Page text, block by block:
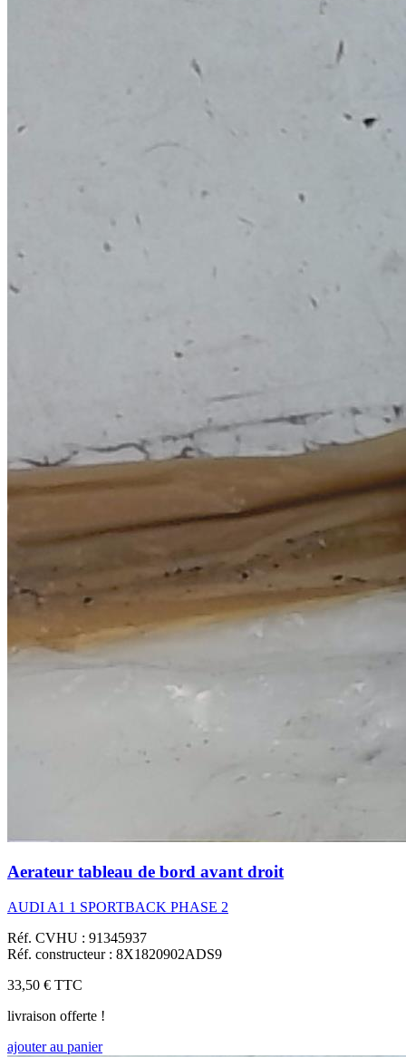
Aerateur tableau de bord avant droit
AUDI A1 1 SPORTBACK PHASE 2
Réf. CVHU : 91345937
Réf. constructeur : 8X1820902ADS9
33,50 € TTC
livraison offerte !
ajouter au panier